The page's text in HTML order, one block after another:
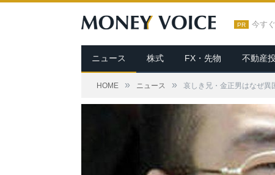
PR 今す
ニュース 株式 FX・先物 不動産
HOME » ニュース » 哀しき兄・金正男はなぜ異